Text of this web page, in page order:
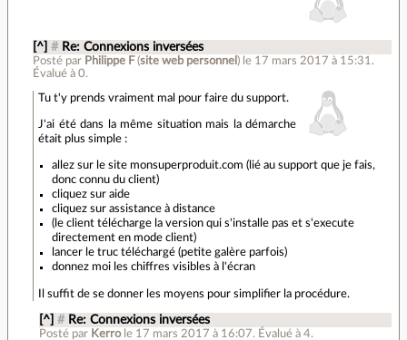
[^] # Re: Connexions inversées
Posté par Philippe F(site web personnel ) le 17 mars 2017 à 15:31 .
Évalué à0.
Tu t'y prends vraiment mal pour faire du support.
J'ai été dans la même situation mais la démarche
était plus simple :
allez sur le site monsuperproduit.com (lié au support que je fais,
donc connu du client)
cliquez sur aide
cliquez sur assistance à distance
(le client télécharge la version qui s'installe pas et s'execute
directement en mode client)
lancer le truc téléchargé (petite galère parfois)
donnez moi les chiffres visibles à l'écran
Il suffit de se donner les moyens pour simplifier la procédure.
[^] # Re: Connexions inversées
Posté par Kerro le 17 mars 2017 à 16:07. Évalué à 4.